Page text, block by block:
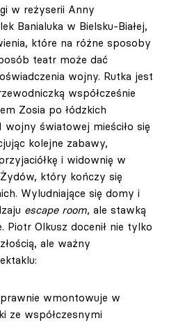
w reżyserii Anny
Banialuka w Bielsku-Białej,
które na różne sposoby
teatr może dać
wojny. Rutka jest
współcześnie
Zosia po łódzkich
wojny światowej mieściło się
kolejne zabawy,
i widownię w
który kończy się
Wyludniające się domy i
escape room, ale stawką
Olkusz docenił nie tylko
ale ważny
wmontowuje w
ze współczesnymi